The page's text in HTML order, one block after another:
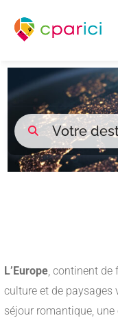
L’Europe , continent
culture et de paysages
séjour romantique,